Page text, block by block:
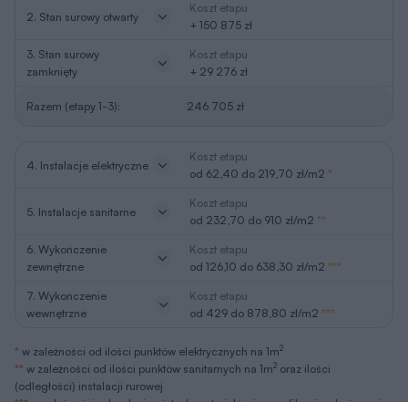
2. Stan surowy otwarty
Koszt etapu
+ 150 875 zł
3. Stan surowy
zamknięty
Koszt etapu
+ 29 276 zł
Razem (etapy 1-3): 246 705 zł
4. Instalacje elektryczne
Koszt etapu
od 62,40 do 219,70 zł/m2 *
5. Instalacje sanitarne
Koszt etapu
od 232,70 do 910 zł/m2 **
6. Wykończenie
zewnętrzne
Koszt etapu
od 126,10 do 638,30 zł/m2 ***
7. Wykończenie
wewnętrzne
Koszt etapu
od 429 do 878,80 zł/m2 ***
* w zależności od ilości punktów elektrycznych na 1m2
** w zależności od ilości punktów sanitarnych na 1m2 oraz ilości
(odległości) instalacji rurowej